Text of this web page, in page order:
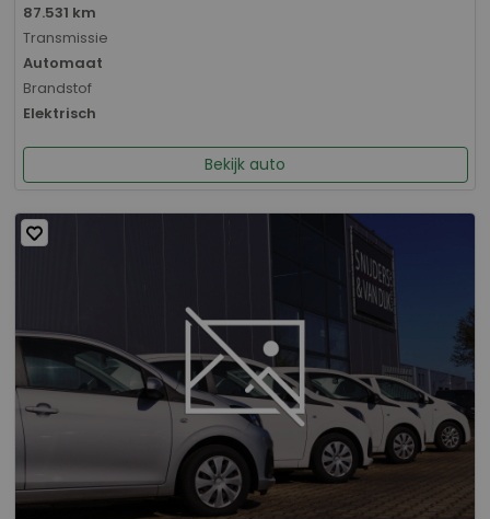
87.531 km
Transmissie
Automaat
Brandstof
Elektrisch
Bekijk auto